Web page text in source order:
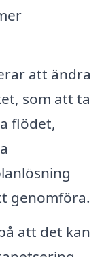
att ändra
som att ta
flödet,
genomföra.
att det kan